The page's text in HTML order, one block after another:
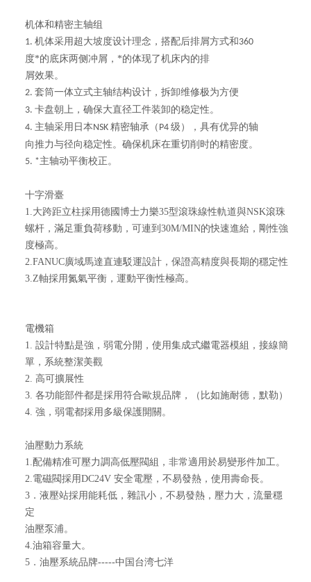
机体和精密主轴组
1. 机体采用超大坡度设计理念，搭配后排屑方式和 360
度*的底床两侧冲屑，*的体现了机床内的排
屑效果。
2. 套筒一体立式主轴结构设计，拆卸维修极为方便
3. 卡盘朝上，确保大直径工件装卸的稳定性。
4. 主轴采用日本 NSK 精密轴承（ P4 级），具有优异的轴
向推力与径向稳定性。确保机床在重切削时的精密度。
5. *主轴动平衡校正。
十字滑臺
1.大跨距立柱採用德國博士力樂35型滾珠線性軌道與NSK滾珠
螺杆，滿足重負荷移動，可連到30M/MIN的快速進給，剛性強
度極高。
2.FANUC廣域馬達直連駁運設計，保證高精度與長期的穩定性
3.Z軸採用氮氣平衡，運動平衡性極高。
電機箱
1. 設計特點是強，弱電分開，使用集成式繼電器模組，接線簡
單，系統整潔美觀
2. 高可擴展性
3. 各功能部件都是採用符合歐規品牌，（比如施耐德，默勒）
4. 強，弱電都採用多級保護開關。
油壓動力系統
1.配備精准可壓力調高低壓閥組，非常適用於易變形件加工。
2.電磁閥採用DC24V 安全電壓，不易發熱，使用壽命長。
3．液壓站採用能耗低，雜訊小，不易發熱，壓力大，流量穩
定
油壓泵浦。
4.油箱容量大。
5．油壓系統品牌-----中国台湾七洋